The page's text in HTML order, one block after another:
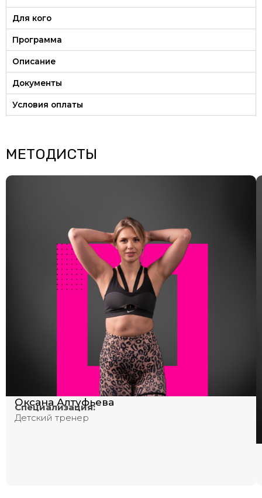
Для кого
Программа
Описание
Документы
Условия оплаты
МЕТОДИСТЫ
Оксана Алтуфьева
Специализация:
Детский тренер